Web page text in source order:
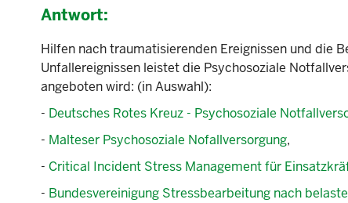
Antwort:
Hilfen nach traumatisierenden Ereignissen und die
Unfallereignissen leistet die Psychosoziale
angeboten wird: (in Auswahl):
- Deutsches Rotes Kreuz - Psychosoziale
- Malteser Psychosoziale Nofallversorgung,
- Critical Incident Stress Management für
- Bundesvereinigung Stressbearbeitung nach